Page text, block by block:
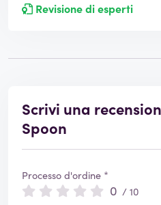
Revisione di esperti
Scrivi una
Spoon
Processo d'ordine *
0 / 10